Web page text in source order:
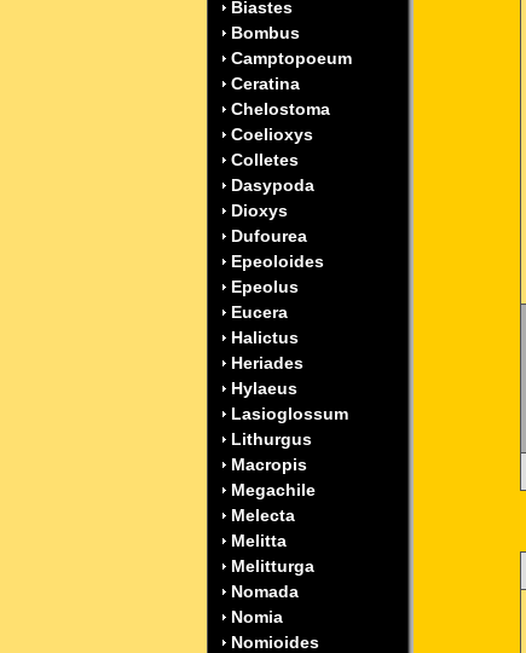
Biastes
Bombus
Camptopoeum
Ceratina
Chelostoma
Coelioxys
Colletes
Dasypoda
Dioxys
Dufourea
Epeoloides
Epeolus
Eucera
Halictus
Heriades
Hylaeus
Lasioglossum
Lithurgus
Macropis
Megachile
Melecta
Melitta
Melitturga
Nomada
Nomia
Nomioides